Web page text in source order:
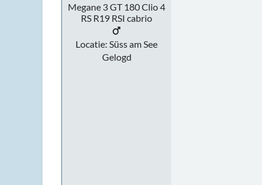
Megane 3 GT 180 Clio 4
RS R19 RSI cabrio
Locatie: Süss am See
Gelogd